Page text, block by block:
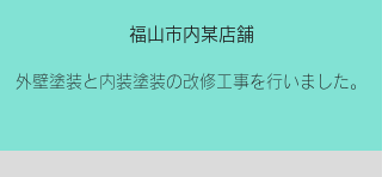
​​福山市内某店舗
​外壁塗装と内装塗装の改修工事を行いました。​